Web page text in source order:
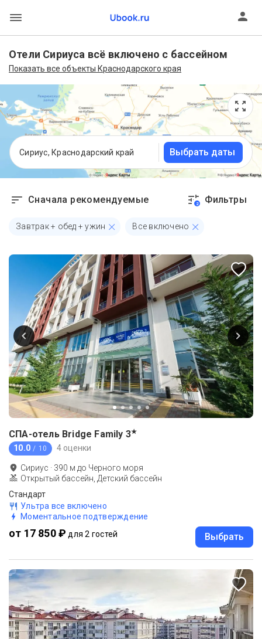
Отели Сириуса всё включено с бассейном
Показать все объекты Краснодарского края
Сириус, Краснодарский край Выбрать даты
Сначала рекомендуемые 2 Фильтры
Завтрак + обед + ужин Все включено
СПА-отель Bridge Family 3★
10.0 / 10 4 оценки
Сириус · 390 м до Черного моря
Открытый бассейн, Детский бассейн
Стандарт
Ультра все включено
Моментальное подтверждение
от 17 850 ₽ для 2 гостей Выбрать